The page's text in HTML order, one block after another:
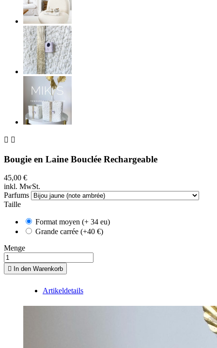
 
Bougie en Laine Bouclée Rechargeable
45,00 €
inkl. MwSt.
Parfums
Taille
Format moyen (+ 34 eu)
Grande carrée (+40 €)
Menge
 In den Warenkorb
Artikeldetails